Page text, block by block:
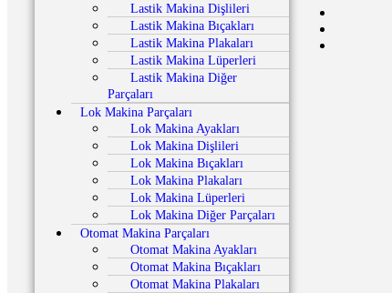
Lastik Makina Dişlileri
Lastik Makina Bıçakları
Lastik Makina Plakaları
Lastik Makina Lüperleri
Lastik Makina Diğer
Parçaları
Lok Makina Parçaları
Lok Makina Ayakları
Lok Makina Dişlileri
Lok Makina Bıçakları
Lok Makina Plakaları
Lok Makina Lüperleri
Lok Makina Diğer Parçaları
Otomat Makina Parçaları
Otomat Makina Ayakları
Otomat Makina Bıçakları
Otomat Makina Plakaları